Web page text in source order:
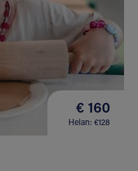
€ 160
Helan: €128